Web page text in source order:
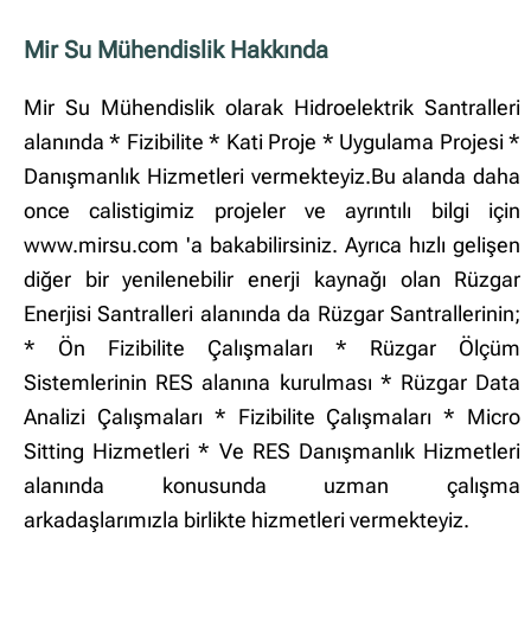
Mir Su Mühendislik Hakkında
Mir Su Mühendislik olarak Hidroelektrik Santralleri
alanında * Fizibilite * Kati Proje * Uygulama Projesi *
Danışmanlık Hizmetleri vermekteyiz.Bu alanda daha
once calistigimiz projeler ve ayrıntılı bilgi için
www.mirsu.com 'a bakabilirsiniz. Ayrıca hızlı gelişen
diğer bir yenilenebilir enerji kaynağı olan Rüzgar
Enerjisi Santralleri alanında da Rüzgar Santrallerinin;
* Ön Fizibilite Çalışmaları * Rüzgar Ölçüm
Sistemlerinin RES alanına kurulması * Rüzgar Data
Analizi Çalışmaları * Fizibilite Çalışmaları * Micro
Sitting Hizmetleri * Ve RES Danışmanlık Hizmetleri
alanında konusunda uzman çalışma
arkadaşlarımızla birlikte hizmetleri vermekteyiz.
İstanbul Firmaları